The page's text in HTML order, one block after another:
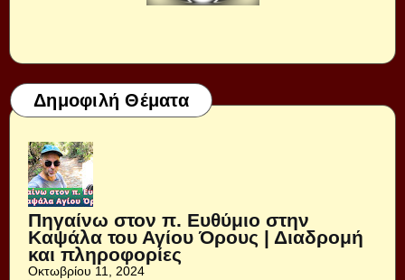
Δημοφιλή Θέματα
Πηγαίνω στον π. Ευθύμιο στην
Καψάλα του Αγίου Όρους | Διαδρομή
και πληροφορίες
Οκτωβρίου 11, 2024